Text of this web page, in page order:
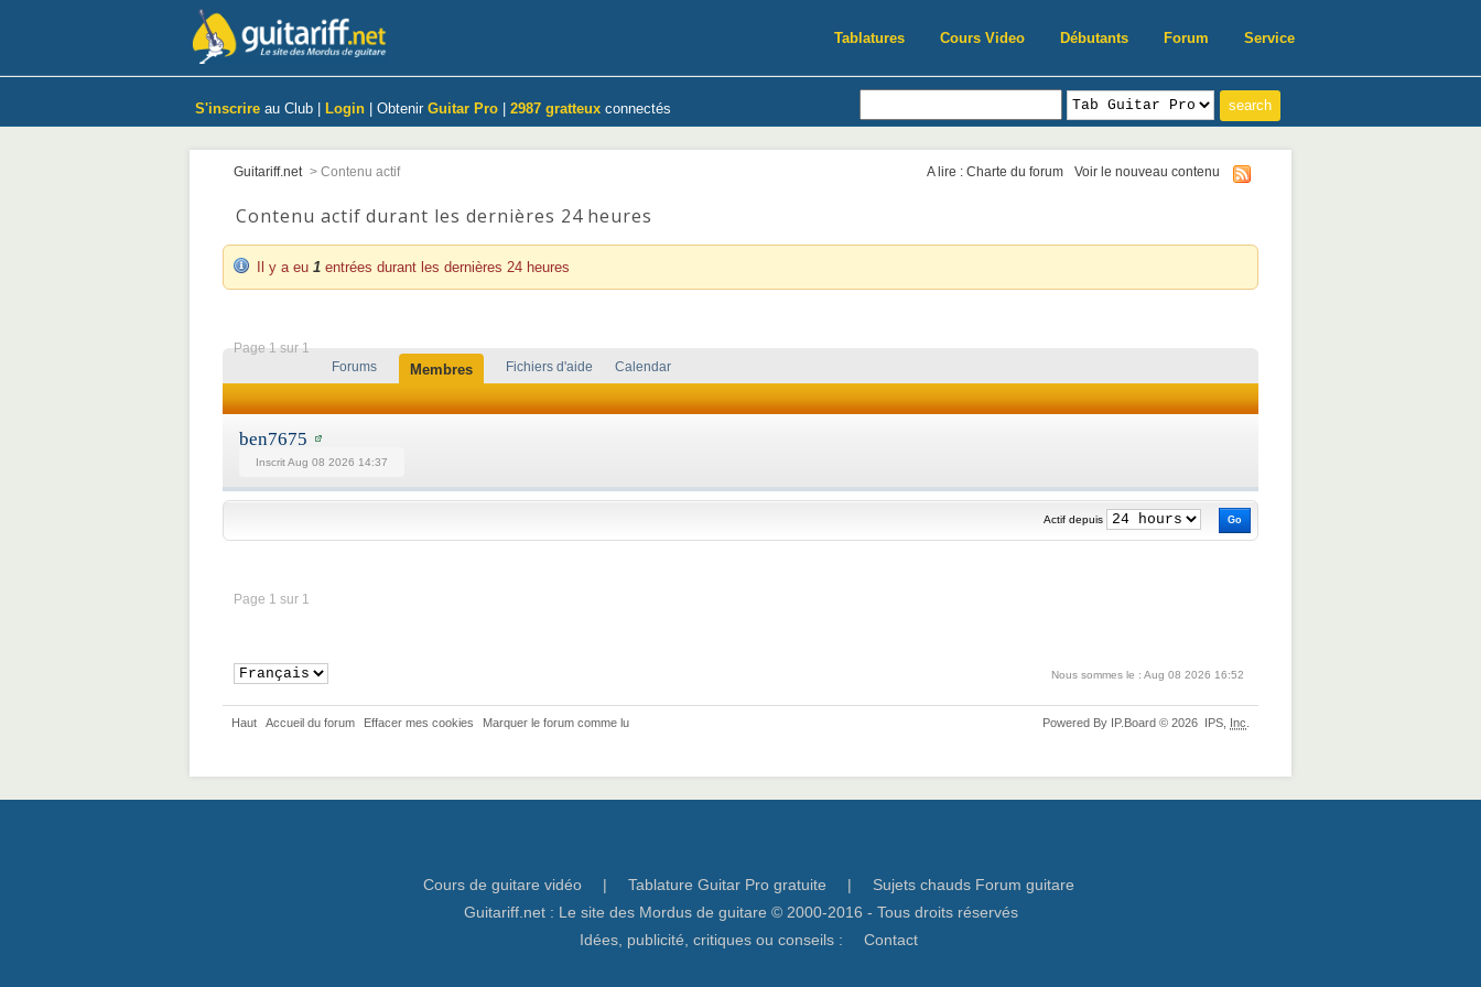
Tablatures Cours Video Débutants Forum Service
S'inscrire au Club | Login | Obtenir Guitar Pro 2987 gratteux connectés
Guitariff.net > Contenu actif A lire : Charte du forum Voir le nouveau contenu
Contenu actif durant les dernières 24 heures
Il y a eu 1 entrées durant les dernières 24 heures
Page 1 sur 1
Forums
Membres Fichiers d'aide Calendar
ben7675
Inscrit Aug 08 2026 14:37
Actif depuis
Page 1 sur 1
Nous sommes le : Aug 08 2026 16:52
Haut Accueil du forum Effacer mes cookies Marquer le forum comme lu Powered By IP.Board © 2026 IPS, Inc
Cours de guitare vidéo | Tablature Guitar Pro gratuite |
Sujets chauds Forum guitare
Guitariff.net : Le site des Mordus de guitare © 2000-2016 - Tous droits réservés
Idées, publicité, critiques ou conseils :
Contact